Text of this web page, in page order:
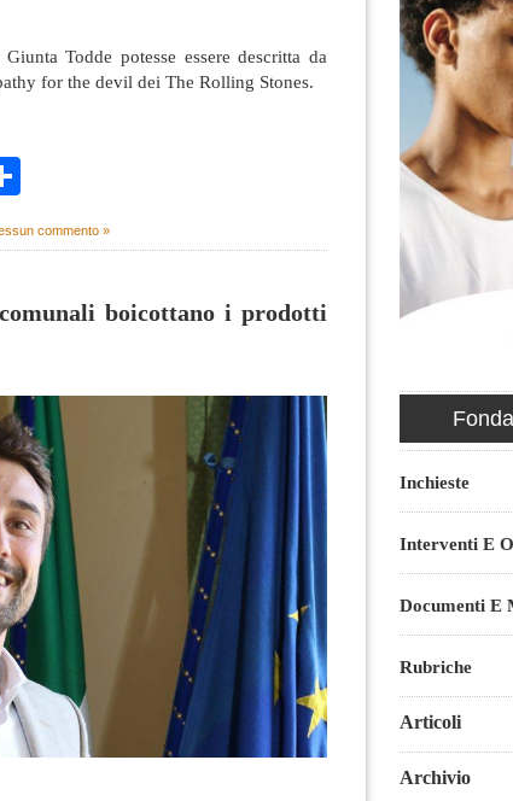
Todde potesse essere descritta da
for the devil dei The Rolling Stones.
commento »
boicottano i prodotti
Inchieste
Interventi E
Documenti E
Rubriche
Articoli
Archivio